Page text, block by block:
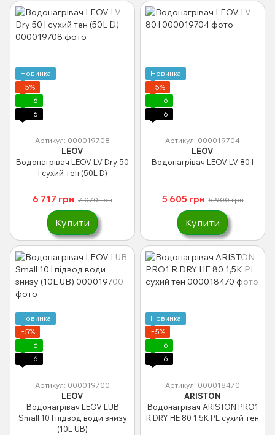
Новинка
−5%
6
6
Артикул: 000019708
LEOV
Водонагрівач LEOV LV Dry 50
l сухий тен (50L D)
6 717 грн 7 070 грн
Купити
Новинка
−5%
6
6
Артикул: 000019704
LEOV
Водонагрівач LEOV LV 80 l
5 605 грн 5 900 грн
Купити
Новинка
−5%
6
6
Артикул: 000019700
LEOV
Водонагрівач LEOV LUB
Small 10 l підвод води знизу
(10L UB)
Новинка
−5%
6
6
Артикул: 000018470
ARISTON
Водонагрівач ARISTON PRO1
R DRY HE 80 1,5К PL сухий тен